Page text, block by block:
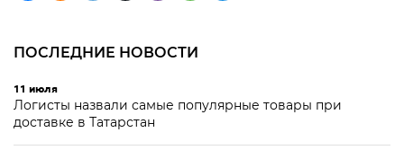
ПОСЛЕДНИЕ НОВОСТИ
11 июля
Логисты назвали самые популярные товары при
доставке в Татарстан